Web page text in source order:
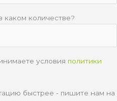
каком количестве?
условия политики
быстрее - пишите нам на